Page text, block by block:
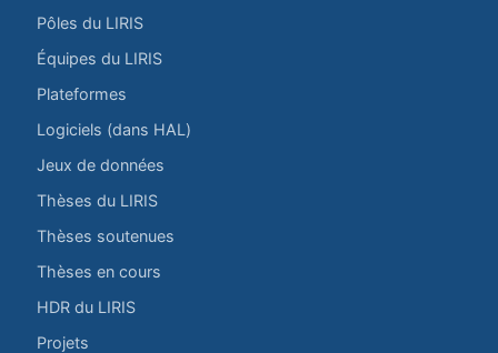
Pôles du LIRIS
Équipes du LIRIS
Plateformes
Logiciels (dans HAL)
Jeux de données
Thèses du LIRIS
Thèses soutenues
Thèses en cours
HDR du LIRIS
Projets